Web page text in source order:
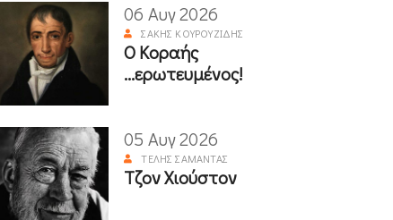
06 Αυγ 2026
ΣΆΚΗΣ ΚΟΥΡΟΥΖΊΔΗΣ
Ο Κοραής
...ερωτευμένος!
05 Αυγ 2026
ΤΈΛΗΣ ΣΑΜΑΝΤΆΣ
Τζον Χιούστον